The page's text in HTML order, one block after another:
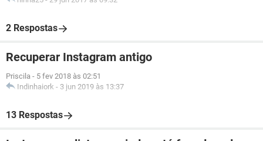
2 Respostas
Recuperar Instagram antigo
Priscila - 5 fev 2018 às 02:51
Indinhaiork - 3 jun 2019 às 13:37
13 Respostas